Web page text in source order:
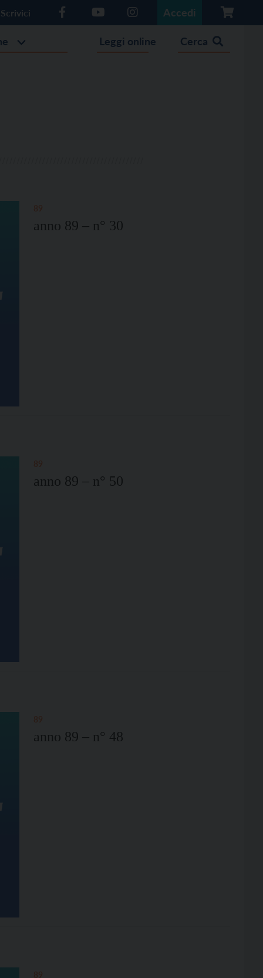
Scrivici Accedi
Leggi online Cerca
anno 89 – n° 30
anno 89 – n° 50
anno 89 – n° 48